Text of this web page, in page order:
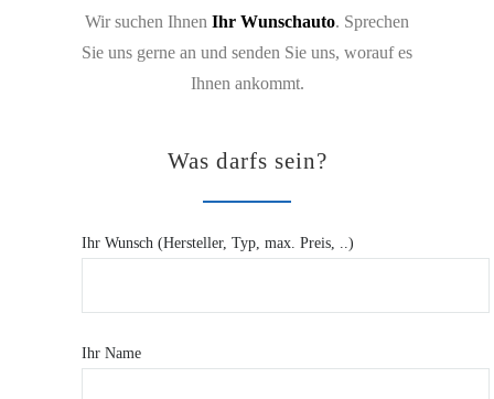
Wir suchen Ihnen Ihr Wunschauto. Sprechen
Sie uns gerne an und senden Sie uns, worauf es
Ihnen ankommt.
Was darfs sein?
Ihr Wunsch (Hersteller, Typ, max. Preis, ..)
Ihr Name